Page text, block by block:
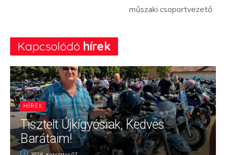
műszaki csoportvezető
Kapcsolódó hírek
HÍREK
Tisztelt Újkígyósiak, Kedves
Barátaim!